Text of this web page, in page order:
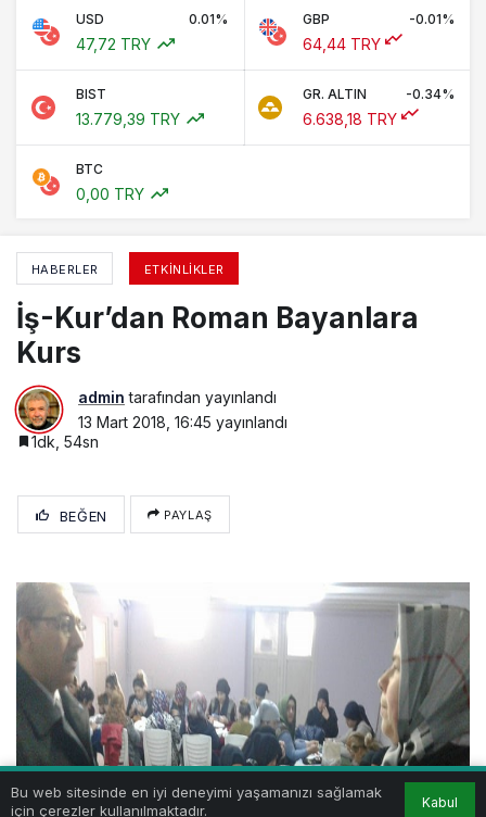
USD 0.01%
47,72 TRY
GBP -0.01%
64,44 TRY
BIST
13.779,39 TRY
GR. ALTIN -0.34%
6.638,18 TRY
BTC
0,00 TRY
HABERLER ETKINLIKLER
İş-Kur’dan Roman Bayanlara
Kurs
admin tarafından yayınlandı
13 Mart 2018, 16:45 yayınlandı
1dk, 54sn
BEĞEN PAYLAŞ
Bu web sitesinde en iyi deneyimi yaşamanızı sağlamak
için çerezler kullanılmaktadır.
Kabul